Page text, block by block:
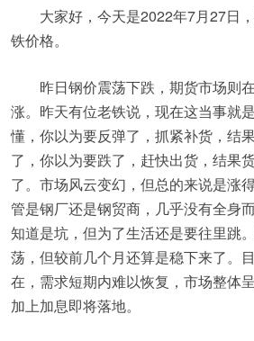
大家好，今天是2022年7月27日
铁价格。
昨日钢价震荡下跌，期货市场则
涨。昨天有位老铁说，现在这当事就
懂，你以为要反弹了，抓紧补货，结
了，你以为要跌了，赶快出货，结果
了。市场风云变幻，但总的来说是涨
管是钢厂还是钢贸商，几乎没有全身
知道是坑，但为了生活还是要往里跳
荡，但较前几个月还算是稳下来了。
在，需求短期内难以恢复，市场整体
加上加息即将落地。